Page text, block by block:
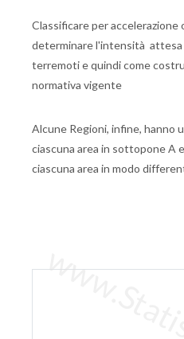
Classificare per
determinare l'intensità attesa
terremoti e quindi come
normativa vigente
Alcune Regioni, infine,
ciascuna area in sottopone A
ciascuna area in modo